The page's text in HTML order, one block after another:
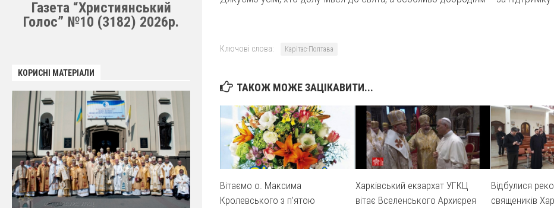
Ключові слова: Карітас-Полтава
ТАКОЖ МОЖЕ ЗАЦІКАВИТИ...
Вітаємо о. Максима
Кролевського з п’ятою
Харківський екзархат УГКЦ
вітає Вселенського Архиєрея
Відбулися
священиків
Газета “Християнський
Голос” №10 (3182) 2026р.
КОРИСНІ МАТЕРІАЛИ